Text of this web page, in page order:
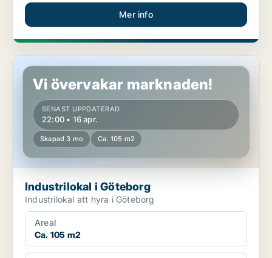
Mer info
Industrilokal i Göteborg
Vi övervakar marknaden!
SENAST UPPDATERAD
22:00 • 16 apr.
Skapad 3 mo Ca. 105 m2
Industrilokal i Göteborg
Industrilokal att hyra i Göteborg
Areal
Ca. 105 m2